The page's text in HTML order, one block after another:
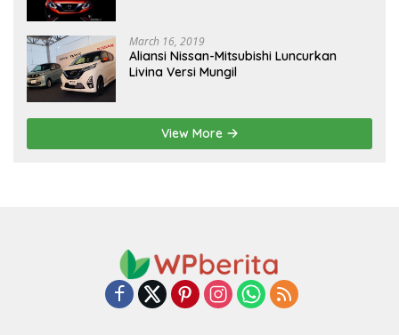
March 16, 2019
Aliansi Nissan-Mitsubishi Luncurkan
Livina Versi Mungil
View More